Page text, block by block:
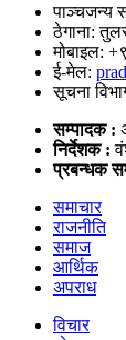
पाञ्चजन्य
ठेगाना:
मोबाइल:
ई-मेल:
सूचना
सम्पादक :
निर्देशक :
प्रबन्धक
समाचार
राजनीति
समाज
आर्थिक
अपराध
विचार